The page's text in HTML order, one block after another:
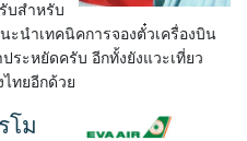
บสำหรับ
ะนำเทคนิคการจองตั๋วเครื่องบิน
ระหยัดครับ อีกทั้งยังแวะเที่ยว
ทยอีกด้วย
โม